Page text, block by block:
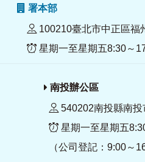
署本部
100210臺北市中正區福
星期一至星期五8:30～
南投辦公區
540202南投縣南投
星期一至星期五
（公司登記：9:00～